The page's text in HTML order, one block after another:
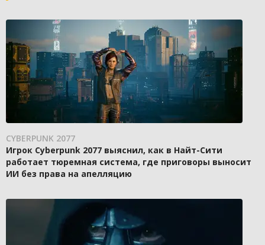
CYBERPUNK 2077
Игрок Cyberpunk 2077 выяснил, как в Найт-Сити
работает тюремная система, где приговоры выносит
ИИ без права на апелляцию